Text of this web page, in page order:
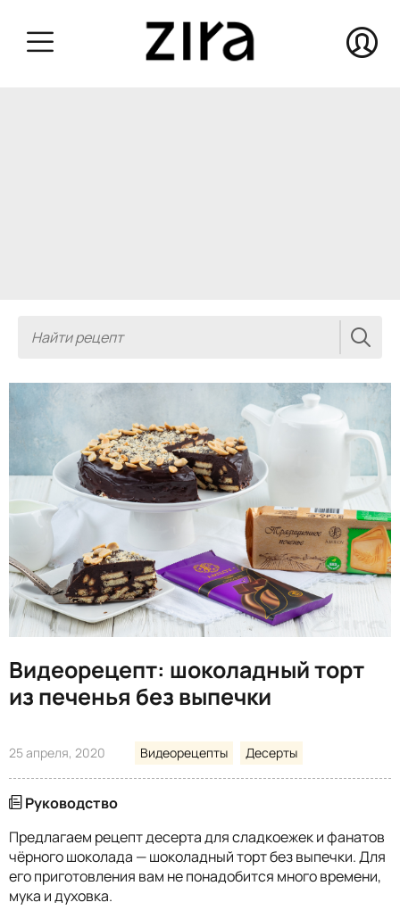
Видеорецепт: шоколадный торт
из печенья без выпечки
25 апреля, 2020 Видеорецепты Десерты
Руководство
Предлагаем рецепт десерта для сладкоежек и фанатов
чёрного шоколада — шоколадный торт без выпечки. Для
его приготовления вам не понадобится много времени,
мука и духовка.